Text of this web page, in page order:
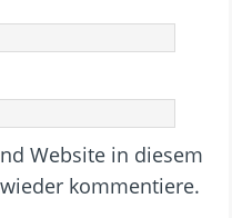
Website in diesem
kommentiere.